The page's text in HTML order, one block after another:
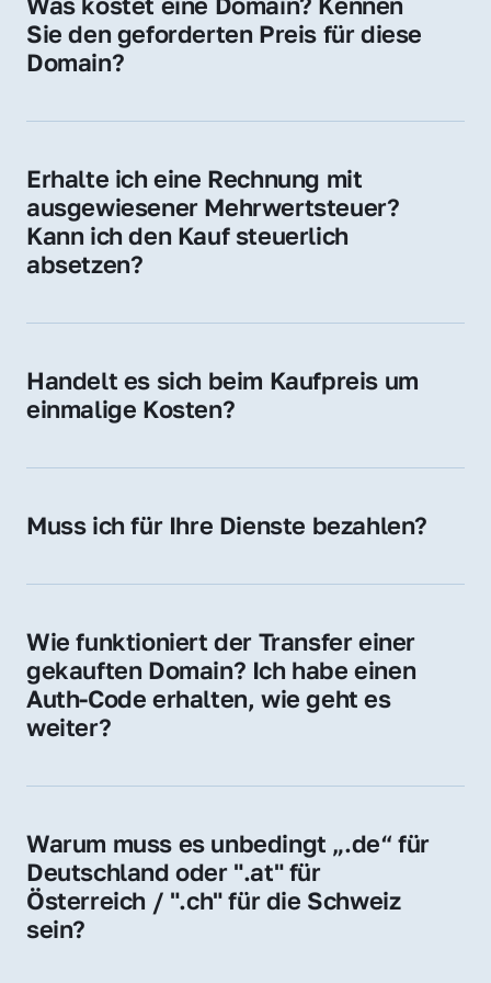
Adressen oder als digitale Investition.
Sie den geforderten Preis für diese
Domain?
Domain liegt ein konkreter Kaufpreis vor –
unverbindliches Angebot.
Erhalte ich eine Rechnung mit
ausgewiesener Mehrwertsteuer?
Kann ich den Kauf steuerlich
absetzen?
Für Unternehmen ist der Kauf in der Regel
Handelt es sich beim Kaufpreis um
einmalige Kosten?
späteren Betrieb der Domain (z. B. beim
Gebühren an. Diese bewegen sich für .de
Muss ich für Ihre Dienste bezahlen?
der Domain – ohne zusätzliche Vermittlungs-
Wie funktioniert der Transfer einer
gekauften Domain? Ich habe einen
Auth-Code erhalten, wie geht es
weiter?
Provider, die Domain zu übernehmen. Gerne
schnellen Prozess.
Warum muss es unbedingt „.de“ für
Deutschland oder ".at" für
Österreich / ".ch" für die Schweiz
sein?